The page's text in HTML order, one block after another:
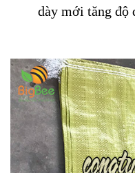
dày mới tăng độ